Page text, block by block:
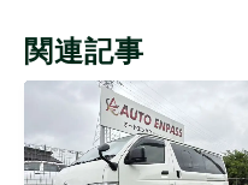
関連記事